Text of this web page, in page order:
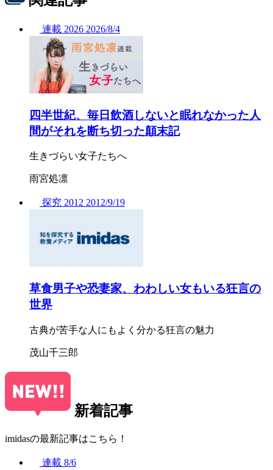
連載 2026 2026/8/4
四半世紀、毎日飲酒しないと眠れなかった人
間がそれを断ち切った顛末記
生きづらい女子たちへ
雨宮処凛
探究 2012 2012/9/19
草食男子や恐妻家、わわしい女もいる狂言の
世界
古典が苦手な人にもよく分かる狂言の魅力
茂山千三郎
新着記事
imidasの最新記事はこちら！
連載 8/6